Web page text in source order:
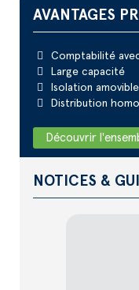
AVANTAGES
Comptabilité
Large capacité
Isolation amovible
Distribution
Découvrir
NOTICES &